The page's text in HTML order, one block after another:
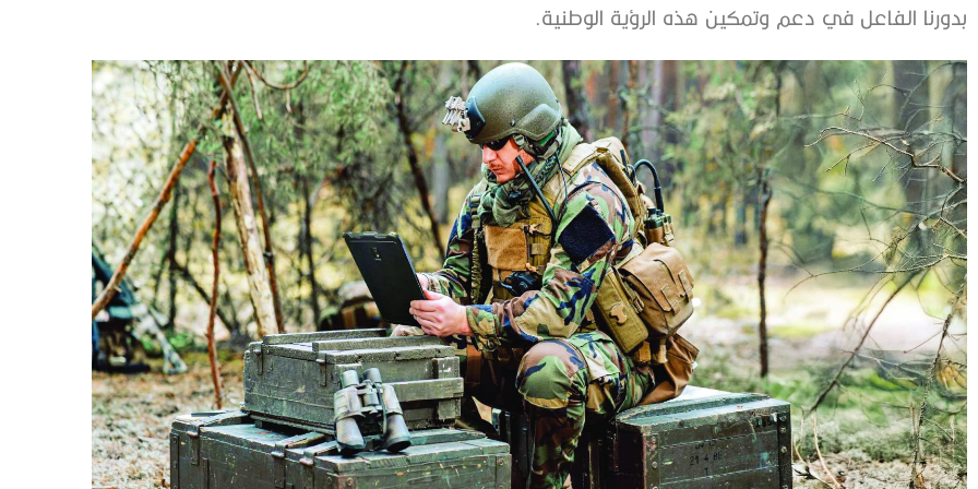
‬بدورنا‭ ‬الفاعل‭ ‬في‭ ‬دعم‭ ‬وتمكين‭ ‬هذه‭ ‬الرؤية‭ ‬الوطنية‭.‬